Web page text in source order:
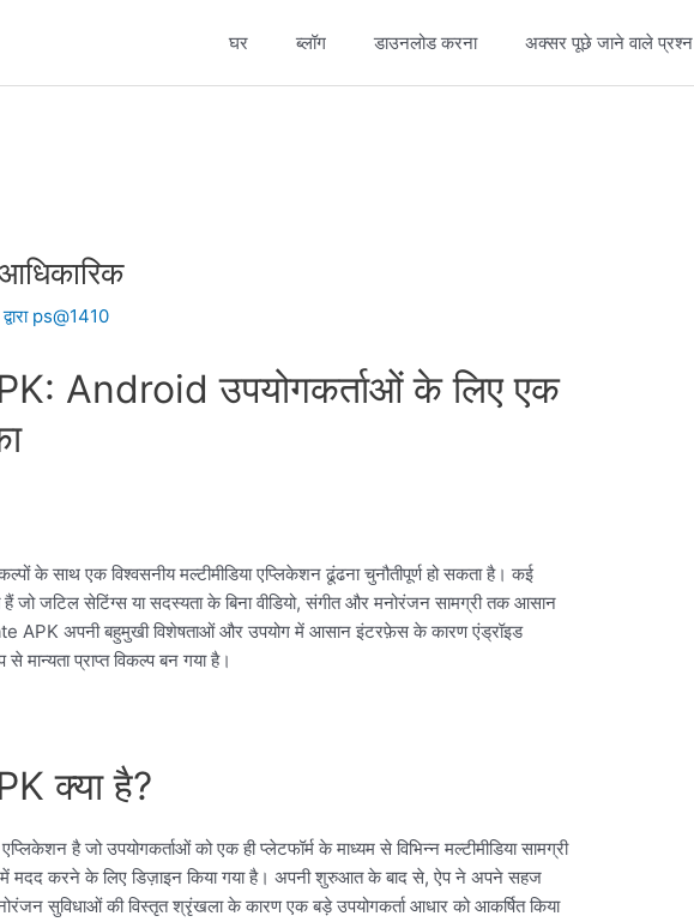
घर ब्लॉग डाउनलोड करना अक्सर पूछे जाने वाले प्रश्न
ps@1410
Android उपयोगकर्ताओं के लिए एक
के साथ एक विश्वसनीय मल्टीमीडिया एप्लिकेशन ढूंढना चुनौतीपूर्ण हो सकता है। कई
जो जटिल सेटिंग्स या सदस्यता के बिना वीडियो, संगीत और मनोरंजन सामग्री तक आसान
APK अपनी बहुमुखी विशेषताओं और उपयोग में आसान इंटरफ़ेस के कारण एंड्रॉइड
मान्यता प्राप्त विकल्प बन गया है।
क्या है?
है जो उपयोगकर्ताओं को एक ही प्लेटफॉर्म के माध्यम से विभिन्न मल्टीमीडिया सामग्री
करने के लिए डिज़ाइन किया गया है। अपनी शुरुआत के बाद से, ऐप ने अपने सहज
सुविधाओं की विस्तृत श्रृंखला के कारण एक बड़े उपयोगकर्ता आधार को आकर्षित किया